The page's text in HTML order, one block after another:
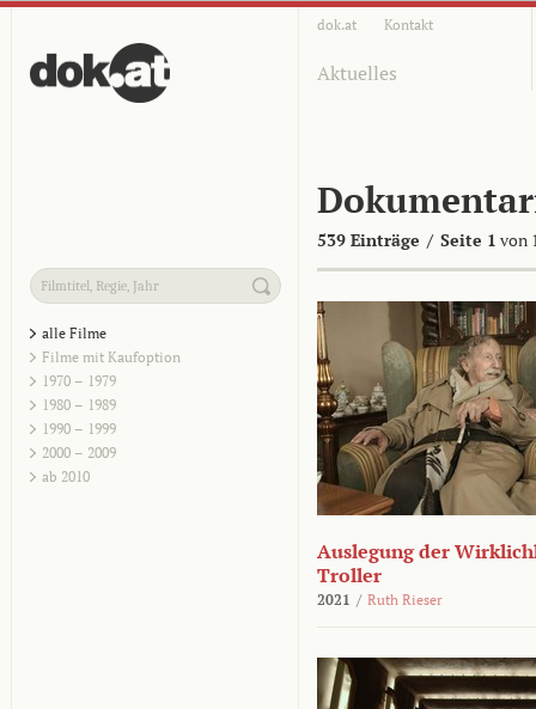
dok.at Kontakt
Aktuelles
539 Einträge / Seite 1 von
alle Filme
Filme mit Kaufoption
1970 – 1979
1980 – 1989
1990 – 1999
2000 – 2009
ab 2010
Auslegung der
Troller
2021 / Ruth Rieser